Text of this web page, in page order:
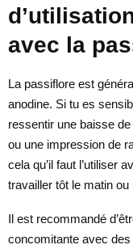
avec la
La passiflore est
anodine. Si tu es
ressentir une baisse
ou une impression de
cela qu’il faut l’utiliser
travailler tôt le matin
Il est recommandé
concomitante avec